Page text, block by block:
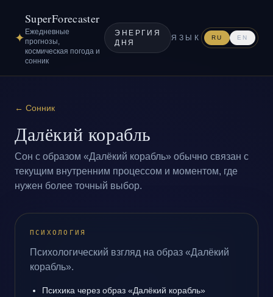
✦
SuperForecaster
Ежедневные
прогнозы,
космическая погода и
сонник
ЭНЕРГИЯ
ДНЯ
ЯЗЫК RU EN
← Сонник
Далёкий корабль
Сон с образом «Далёкий корабль» обычно связан с
текущим внутренним процессом и моментом, где
нужен более точный выбор.
ПСИХОЛОГИЯ
Психологический взгляд на образ «Далёкий
корабль».
Психика через образ «Далёкий корабль»